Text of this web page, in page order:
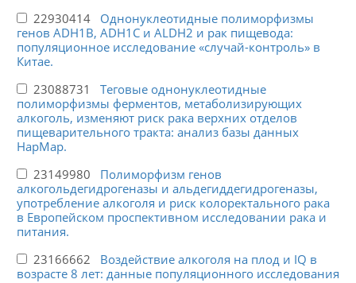
22930414 Однонуклеотидные полиморфизмы
генов ADH1B, ADH1C и ALDH2 и рак пищевода:
популяционное исследование «случай-контроль» в
Китае.
23088731 Теговые однонуклеотидные
полиморфизмы ферментов, метаболизирующих
алкоголь, изменяют риск рака верхних отделов
пищеварительного тракта: анализ базы данных
HapMap.
23149980 Полиморфизм генов
алкогольдегидрогеназы и альдегиддегидрогеназы,
употребление алкоголя и риск колоректального рака
в Европейском проспективном исследовании рака и
питания.
23166662 Воздействие алкоголя на плод и IQ в
возрасте 8 лет: данные популяционного исследования